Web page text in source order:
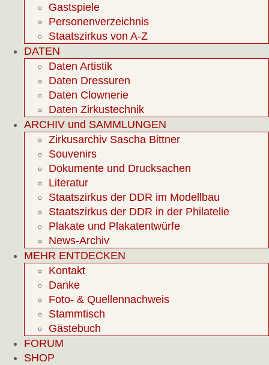
Gastspiele
Personenverzeichnis
Staatszirkus von A-Z
DATEN
Daten Artistik
Daten Dressuren
Daten Clownerie
Daten Zirkustechnik
ARCHIV und SAMMLUNGEN
Zirkusarchiv Sascha Bittner
Souvenirs
Dokumente und Drucksachen
Literatur
Staatszirkus der DDR im Modellbau
Staatszirkus der DDR in der Philatelie
Plakate und Plakatentwürfe
News-Archiv
MEHR ENTDECKEN
Kontakt
Danke
Foto- & Quellennachweis
Stammtisch
Gästebuch
FORUM
SHOP